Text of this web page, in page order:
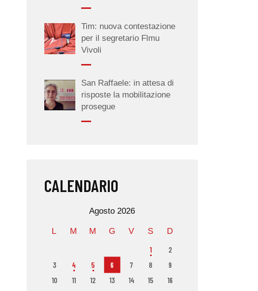
Tim: nuova contestazione
per il segretario Flmu
Vivoli
San Raffaele: in attesa di
risposte la mobilitazione
prosegue
CALENDARIO
Agosto 2026
L M M G V S D
1
2
3
4 5 6 7 8
9
10
11 12 13 14 15
16